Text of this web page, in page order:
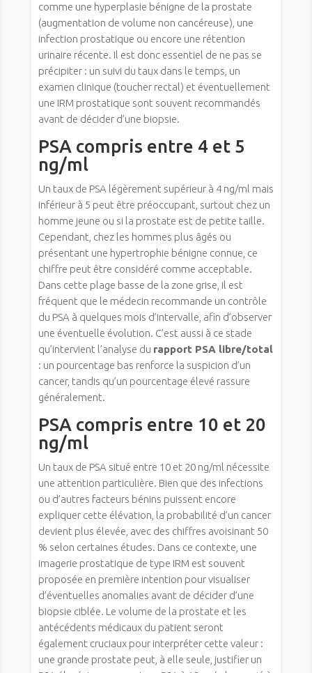
comme une hyperplasie bénigne de la prostate
(augmentation de volume non cancéreuse), une
infection prostatique ou encore une rétention
urinaire récente. Il est donc essentiel de ne pas se
précipiter : un suivi du taux dans le temps, un
examen clinique (toucher rectal) et éventuellement
une IRM prostatique sont souvent recommandés
avant de décider d’une biopsie.
PSA compris entre 4 et 5
ng/ml
Un taux de PSA légèrement supérieur à 4 ng/ml mais
inférieur à 5 peut être préoccupant, surtout chez un
homme jeune ou si la prostate est de petite taille.
Cependant, chez les hommes plus âgés ou
présentant une hypertrophie bénigne connue, ce
chiffre peut être considéré comme acceptable.
Dans cette plage basse de la zone grise, il est
fréquent que le médecin recommande un contrôle
du PSA à quelques mois d’intervalle, afin d’observer
une éventuelle évolution. C’est aussi à ce stade
qu’intervient l’analyse du rapport PSA libre/total
: un pourcentage bas renforce la suspicion d’un
cancer, tandis qu’un pourcentage élevé rassure
généralement.
PSA compris entre 10 et 20
ng/ml
Un taux de PSA situé entre 10 et 20 ng/ml nécessite
une attention particulière. Bien que des infections
ou d’autres facteurs bénins puissent encore
expliquer cette élévation, la probabilité d’un cancer
devient plus élevée, avec des chiffres avoisinant 50
% selon certaines études. Dans ce contexte, une
imagerie prostatique de type IRM est souvent
proposée en première intention pour visualiser
d’éventuelles anomalies avant de décider d’une
biopsie ciblée. Le volume de la prostate et les
antécédents médicaux du patient seront
également cruciaux pour interpréter cette valeur :
une grande prostate peut, à elle seule, justifier un